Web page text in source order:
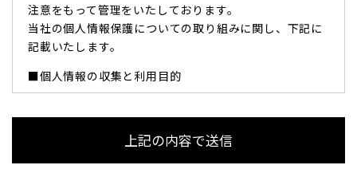
注意をもって管理をいたしております。
当社の個人情報保護についての取り組みに関し、下記に
記載いたします。
■個人情報の収集と利用目的
個人情報の収集を行います。
当社は個人情報保護に関する法令を遵守すると共に、お